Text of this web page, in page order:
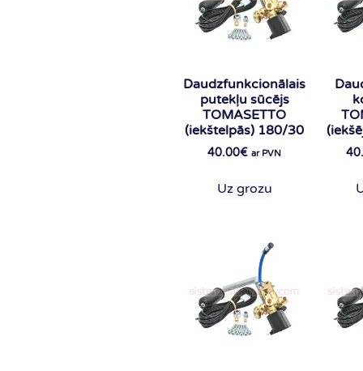
Daudzfunkcionālais
putekļu sūcējs
TOMASETTO
(iekštelpās) 180/30
40.00€ ar PVN
Uz grozu